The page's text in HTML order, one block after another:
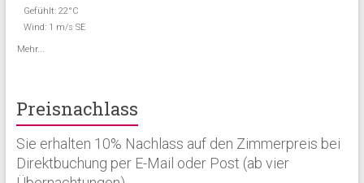
Gefühlt: 22°C
Wind: 1 m/s SE
Mehr...
Preisnachlass
Sie erhalten 10% Nachlass auf den Zimmerpreis bei
Direktbuchung per E-Mail oder Post (ab vier